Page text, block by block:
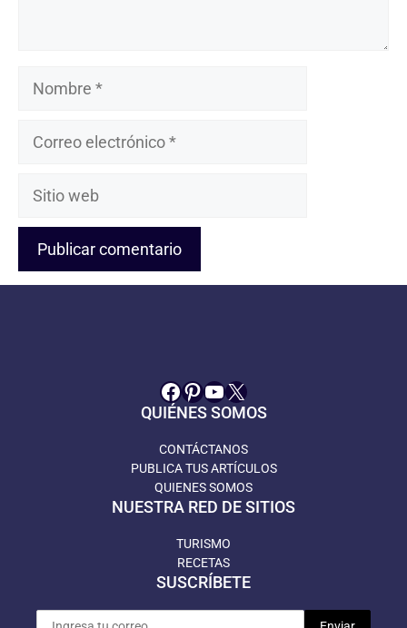
Nombre
Correo
Sitio
Facebook
Pinterest
YouTube
X
QUIÉNES SOMOS
CONTÁCTANOS
PUBLICA TUS ARTÍCULOS
QUIENES SOMOS
NUESTRA RED DE SITIOS
TURISMO
RECETAS
SUSCRÍBETE